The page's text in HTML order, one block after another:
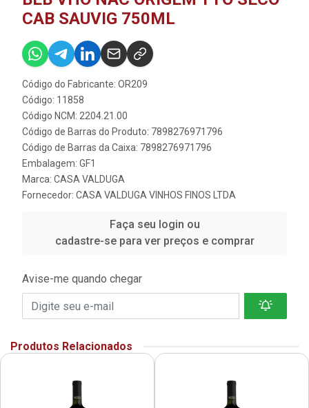
CAB SAUVIG 750ML
Código do Fabricante: OR209
Código: 11858
Código NCM: 2204.21.00
Código de Barras do Produto: 7898276971796
Código de Barras da Caixa: 7898276971796
Embalagem: GF1
Marca: CASA VALDUGA
Fornecedor: CASA VALDUGA VINHOS FINOS LTDA
Faça seu login ou
cadastre-se para ver preços e comprar
Avise-me quando chegar
Produtos Relacionados